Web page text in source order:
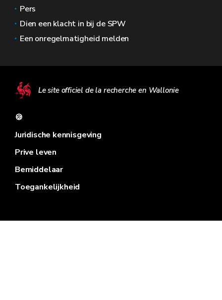
Pers
Dien een klacht in bij de SPW
Een onregelmatigheid melden
Le site officiel de la recherche en Wallonie
🍪
Juridische kennisgeving
Prive leven
Bemiddelaar
Toegankelijkheid